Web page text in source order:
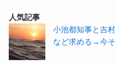
人気記事
小池都知事と吉
など求める→今